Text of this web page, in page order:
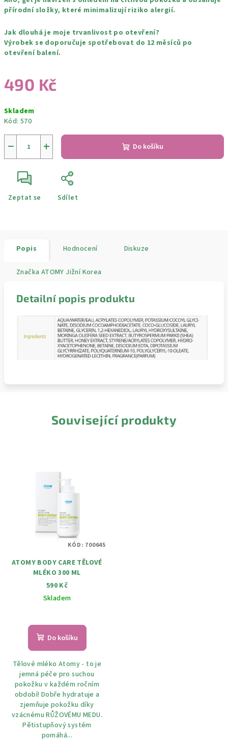
přírodní složky, které minimalizují riziko alergií.
Jak dlouhá je moje trvanlivost po otevření?
Výrobek se doporučuje spotřebovat do 12 měsíců po
otevření balení.
490 Kč
cena:
Skladem
Kód: 570
+
− Do košíku
Zeptat se Sdílet
Popis Hodnocení Diskuze
Značka ATOMY Jižní Korea
Detailní popis produktu
Související produkty
ATOMY BODY CARE TĚLOVÉ
MLÉKO 300 ML
590 Kč
Skladem
Do košíku
Tělové mléko Atomy - to je
jemná péče pro suchou
pokožku v každém ročním
období! Dobře hydratuje a
zjemňuje pokožku díky
vzácnému RŮŽOVÉMU MEDU.
Pětistupňový systém
pomáhá...
KÓD: 700645